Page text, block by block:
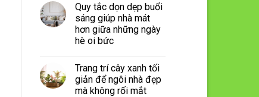
Quy tắc dọn dẹp buổi
sáng giúp nhà mát
hơn giữa những ngày
hè oi bức
Trang trí cây xanh tối
giản để ngôi nhà đẹp
mà không rối mắt